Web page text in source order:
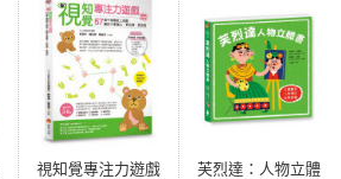
視知覺專注力遊戲
芙烈達：人物立體